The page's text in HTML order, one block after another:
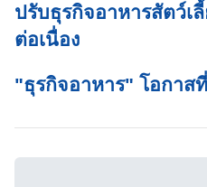
ปรับธุรกิจอาหารสัตว์เ
ต่อเนื่อง
"ธุรกิจอาหาร" โอกาส